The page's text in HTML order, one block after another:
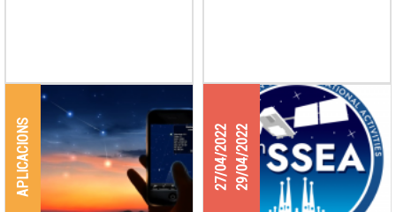
APLICACIONS 27/04/202229/04/2022